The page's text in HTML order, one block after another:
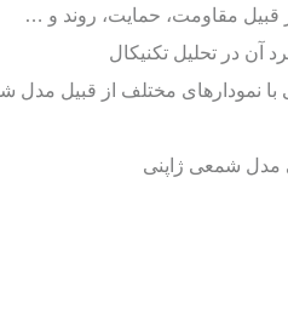
آن در تحلیل تکنیکال
با نمودارهای مختلف از قبیل
مدل شمعی ژاپنی